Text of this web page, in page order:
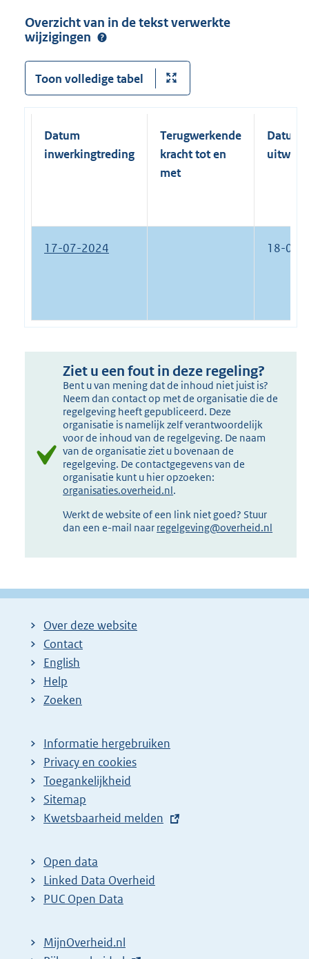
Overzicht van in de tekst verwerkte
wijzigingen
Toon volledige tabel
Datum
inwerkingtreding
Terugwerkende
kracht tot en
met
Datum
17-07-2024 18-07-
Ziet u een fout in deze regeling?
Bent u van mening dat de inhoud niet juist is?
Neem dan contact op met de organisatie die de
regelgeving heeft gepubliceerd. Deze
organisatie is namelijk zelf verantwoordelijk
voor de inhoud van de regelgeving. De naam
van de organisatie ziet u bovenaan de
regelgeving. De contactgegevens van de
organisatie kunt u hier opzoeken:
organisaties.overheid.nl.
Werkt de website of een link niet goed? Stuur
dan een e-mail naar regelgeving@overheid.nl
Over deze website
Contact
English
Help
Zoeken
Informatie hergebruiken
Privacy en cookies
Toegankelijkheid
Sitemap
E
t
e
r
l
Kwetsbaarheid melden
Open data
Linked Data Overheid
PUC Open Data
MijnOverheid.nl